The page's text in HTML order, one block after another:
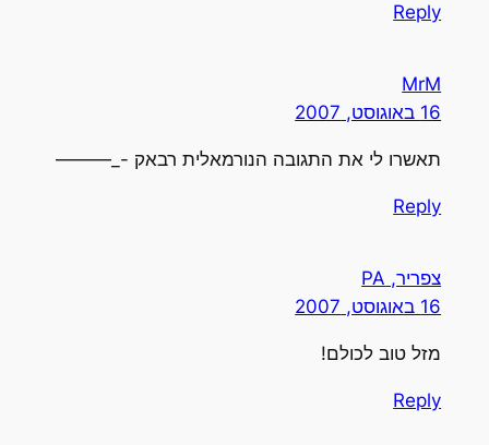
Reply
MrM
16 באוגוסט, 2007
תאשרו לי את התגובה הנורמאלית רבאק -_———
Reply
צפריר, PA
16 באוגוסט, 2007
מזל טוב לכולם!
Reply